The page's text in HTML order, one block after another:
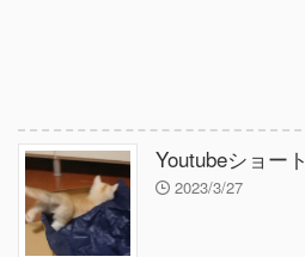
Youtubeショー
2023/3/27